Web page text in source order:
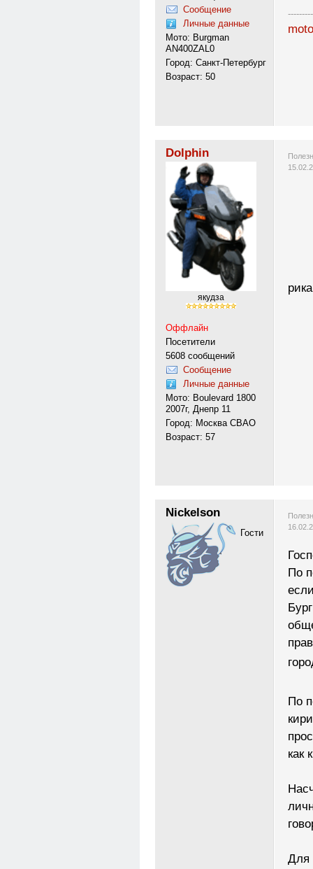
Сообщение
Личные данные
Мото: Burgman
AN400ZAL0
Город: Санкт-Петербург
Возраст: 50
Dolphin
якудза
Оффлайн
Посетители
5608 сообщений
Сообщение
Личные данные
Мото: Boulevard 1800
2007г, Днепр 11
Город: Москва СВАО
Возраст: 57
Nickelson
Гости
По
По
как
Для